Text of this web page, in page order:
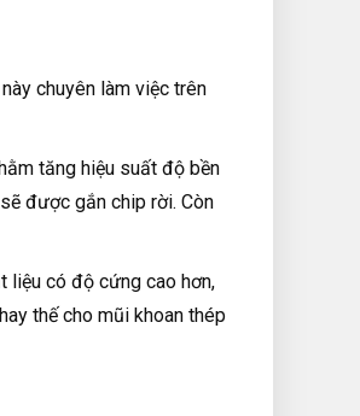
chuyên làm việc trên
tăng hiệu suất độ bền
được gắn chip rời. Còn
liệu có độ cứng cao hơn,
thế cho mũi khoan thép